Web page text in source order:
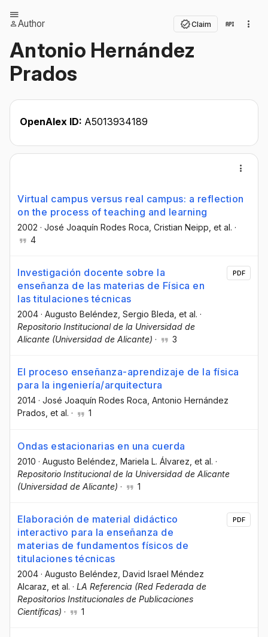
Author Claim
Antonio Hernández
Prados
OpenAlex ID: A5013934189
Virtual campus versus real campus: a reflection
on the process of teaching and learning
2002 · José Joaquín Rodes Roca , Cristian Neipp , et al. ·
4
Investigación docente sobre la
enseñanza de las materias de Física en
las titulaciones técnicas
2004 · Augusto Beléndez , Sergio Bleda , et al. ·
Repositorio Institucional de la Universidad de
Alicante (Universidad de Alicante) · 3
PDF
El proceso enseñanza-aprendizaje de la física
para la ingeniería/arquitectura
2014 · José Joaquín Rodes Roca , Antonio Hernández
Prados , et al. · 1
Ondas estacionarias en una cuerda
2010 · Augusto Beléndez , Mariela L. Álvarez , et al. ·
Repositorio Institucional de la Universidad de Alicante
(Universidad de Alicante) · 1
Elaboración de material didáctico
interactivo para la enseñanza de
materias de fundamentos físicos de
titulaciones técnicas
2004 · Augusto Beléndez , David Israel Méndez
Alcaraz , et al. · LA Referencia (Red Federada de
Repositorios Institucionales de Publicaciones
Científicas) · 1
PDF